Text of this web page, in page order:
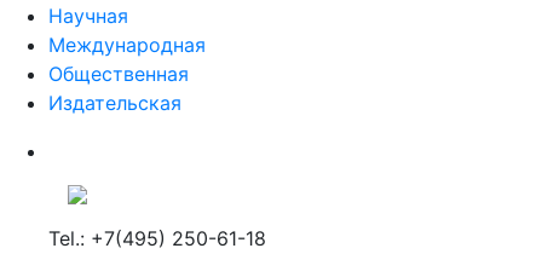
Научная
Международная
Общественная
Издательская
Tel.: +7(495) 250-61-18